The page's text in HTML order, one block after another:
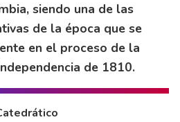
siendo una de las
de la época que se
en el proceso de la
de 1810.